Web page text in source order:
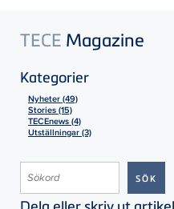
TECE Magazine
Kategorier
Nyheter (49)
Stories (15)
TECEnews (4)
Utställningar (3)